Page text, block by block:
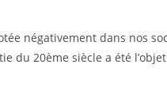
négativement dans nos
du 20ème siècle a été